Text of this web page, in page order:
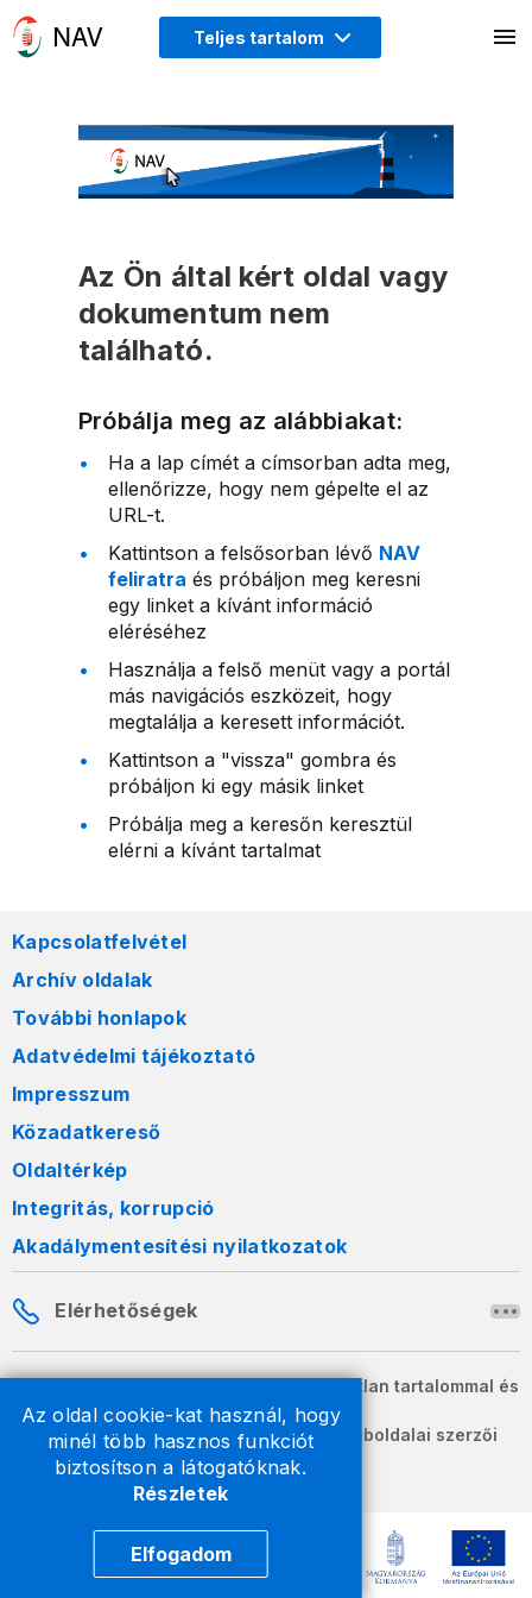
Az oldal cookie-kat használ, hogy
minél több hasznos funkciót
biztosítson a látogatóknak.
Részletek
Elfogadom
Teljes tartalom
Az Ön által kért oldal vagy
dokumentum nem
található.
Próbálja meg az alábbiakat:
Ha a lap címét a címsorban adta meg,
ellenőrizze, hogy nem gépelte el az
URL-t.
Kattintson a felsősorban lévő NAV
feliratra és próbáljon meg keresni
egy linket a kívánt információ
eléréséhez
Használja a felső menüt vagy a portál
más navigációs eszközeit, hogy
megtalálja a keresett információt.
Kattintson a "vissza" gombra és
próbáljon ki egy másik linket
Próbálja meg a keresőn keresztül
elérni a kívánt tartalmat
Kapcsolatfelvétel
Archív oldalak
További honlapok
Adatvédelmi tájékoztató
Impresszum
Közadatkereső
Oldaltérkép
Integritás, korrupció
Akadálymentesítési nyilatkozatok
Elérhetőségek
A honlapon szereplő információk változatlan tartalommal és
formában szabadon terjeszthetők.
2026 © A Nemzeti Adó- és Vámhivatal weboldalai szerzői
jogvédelem alatt állnak.